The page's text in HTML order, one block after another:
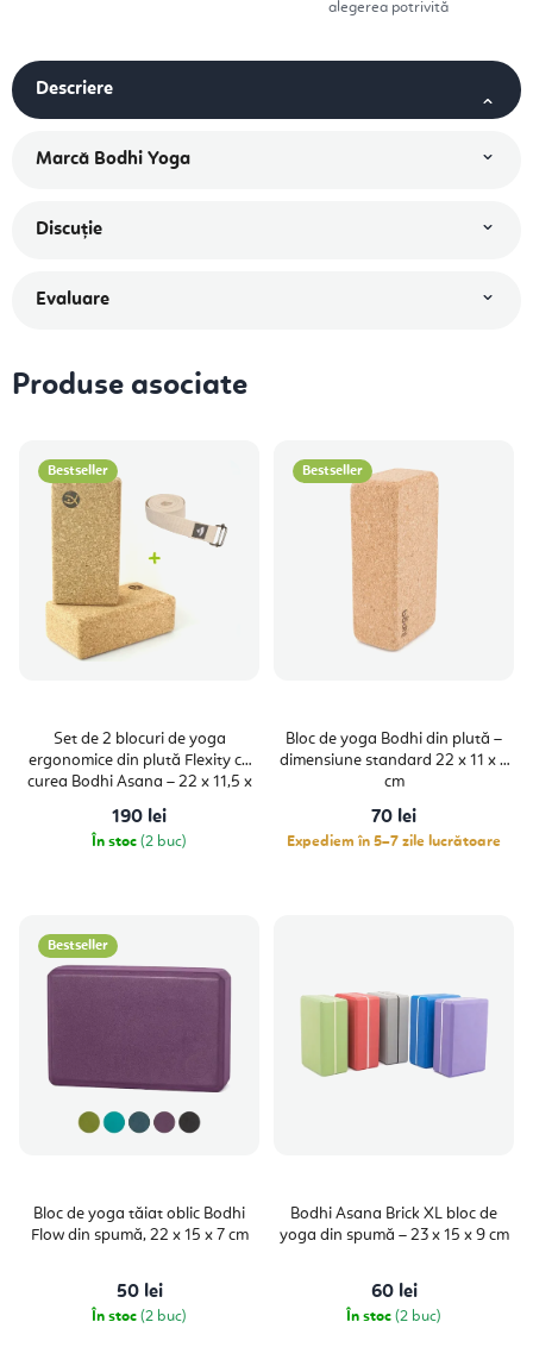
alegerea potrivită
Descriere
Marcă Bodhi Yoga
Discuţie
Evaluare
Produse asociate
Bestseller
Set de 2 blocuri de yoga
ergonomice din plută Flexity cu
curea Bodhi Asana – 22 x 11,5 x
190 lei
În stoc (2 buc)
Bestseller
Bloc de yoga Bodhi din plută –
dimensiune standard 22 x 11 x 7
cm
70 lei
Expediem în 5–7 zile lucrătoare
Bestseller
Bloc de yoga tăiat oblic Bodhi
Flow din spumă, 22 x 15 x 7 cm
50 lei
În stoc (2 buc)
Bodhi Asana Brick XL bloc de
yoga din spumă – 23 x 15 x 9 cm
60 lei
În stoc (2 buc)